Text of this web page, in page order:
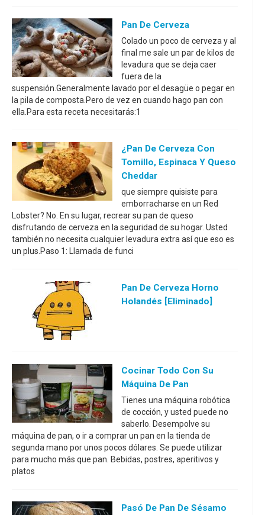
Pan De Cerveza
Colado un poco de cerveza y al
final me sale un par de kilos de
levadura que se deja caer
fuera de la
suspensión.Generalmente lavado por el desagüe o pegar en
la pila de composta.Pero de vez en cuando hago pan con
ella.Para esta receta necesitarás:1
¿Pan De Cerveza Con
Tomillo, Espinaca Y Queso
Cheddar
que siempre quisiste para
emborracharse en un Red
Lobster? No. En su lugar, recrear su pan de queso
disfrutando de cerveza en la seguridad de su hogar. Usted
también no necesita cualquier levadura extra así que eso es
un plus.Paso 1: Llamada de funci
Pan De Cerveza Horno
Holandés [eliminado]
Cocinar Todo Con Su
Máquina De Pan
Tienes una máquina robótica
de cocción, y usted puede no
saberlo. Desempolve su
máquina de pan, o ir a comprar un pan en la tienda de
segunda mano por unos pocos dólares. Se puede utilizar
para mucho más que pan. Bebidas, postres, aperitivos y
platos
Pasó De Pan De Sésamo